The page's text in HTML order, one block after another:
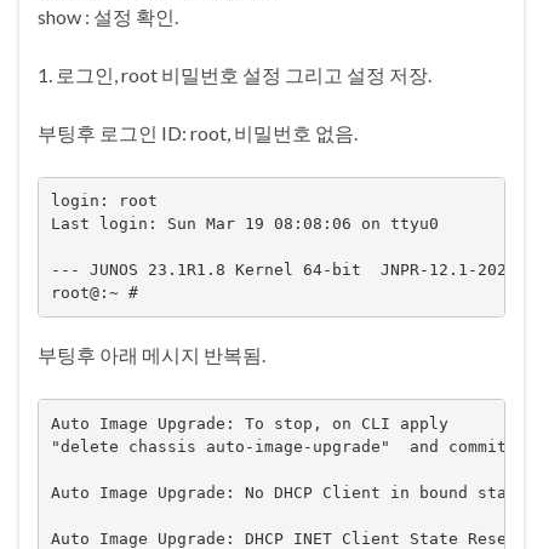
show : 설정 확인.
1. 로그인, root 비밀번호 설정 그리고 설정 저장.
부팅후 로그인 ID: root, 비밀번호 없음.
login: root
Last login: Sun Mar 19 08:08:06 on ttyu0
--- JUNOS 23.1R1.8 Kernel 64-bit  JNPR-12.1-
root@:~ #
부팅후 아래 메시지 반복됨.
Auto Image Upgrade: To stop, on CLI apply
"delete chassis auto-image-
Auto Image Upgrade: No DHCP Client in
Auto Image Upgrade: DHCP INET